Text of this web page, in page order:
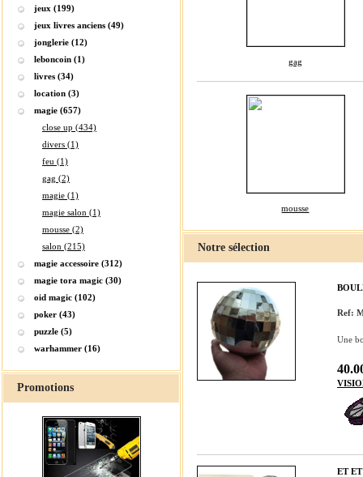
jeux (199)
jeux livres anciens (49)
jonglerie (12)
leboncoin (1)
livres (34)
location (3)
magie (657)
close up (434)
divers (1)
feu (1)
gag (2)
magie (1)
magie salon (1)
mousse (2)
salon (215)
magie accessoire (312)
magie tora magic (30)
oid magic (102)
poker (43)
puzzle (5)
warhammer (16)
Promotions
gag
mousse
Notre sélection
Ref:
Une
ET